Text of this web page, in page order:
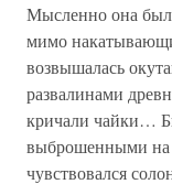
Мысленно она
мимо
возвышалась
развалинами
кричали чайки…
выброшенными на
чувствовался